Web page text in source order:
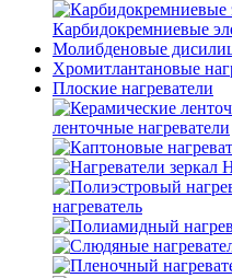
Карбидокремниевые
Молибденовые
Хромитлантановые
Плоские нагреватели
ленточные нагреватели
нагреватель